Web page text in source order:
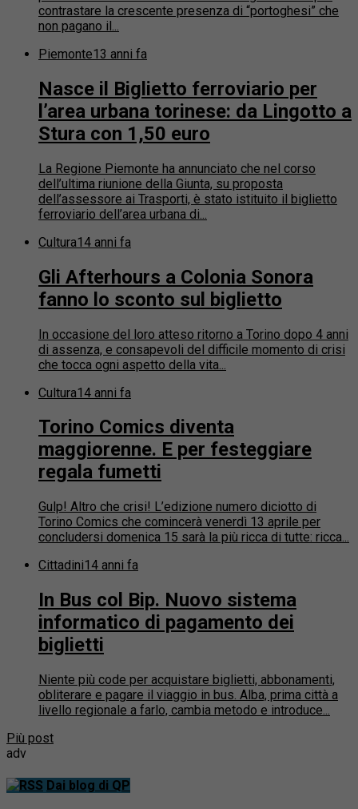
contrastare la crescente presenza di “portoghesi” che
non pagano il...
Piemonte13 anni fa
Nasce il Biglietto ferroviario per
l’area urbana torinese: da Lingotto a
Stura con 1,50 euro
La Regione Piemonte ha annunciato che nel corso
dell’ultima riunione della Giunta, su proposta
dell’assessore ai Trasporti, è stato istituito il biglietto
ferroviario dell’area urbana di...
Cultura14 anni fa
Gli Afterhours a Colonia Sonora
fanno lo sconto sul biglietto
In occasione del loro atteso ritorno a Torino dopo 4 anni
di assenza, e consapevoli del difficile momento di crisi
che tocca ogni aspetto della vita...
Cultura14 anni fa
Torino Comics diventa
maggiorenne. E per festeggiare
regala fumetti
Gulp! Altro che crisi! L’edizione numero diciotto di
Torino Comics che comincerà venerdì 13 aprile per
concludersi domenica 15 sarà la più ricca di tutte: ricca...
Cittadini14 anni fa
In Bus col Bip. Nuovo sistema
informatico di pagamento dei
biglietti
Niente più code per acquistare biglietti, abbonamenti,
obliterare e pagare il viaggio in bus. Alba, prima città a
livello regionale a farlo, cambia metodo e introduce...
Più post
adv
Dai blog di QP